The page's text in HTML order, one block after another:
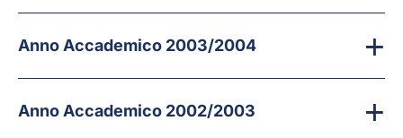
Anno Accademico 2003/2004
Anno Accademico 2002/2003